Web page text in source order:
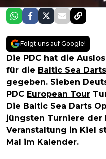
Folgt uns auf Google!
Die PDC hat die
für die Baltic Sea
gegeben. Sieben
PDC European Tour
Die Baltic Sea Darts
jüngsten Turniere der
Veranstaltung in Kiel
Mal im Kalender.